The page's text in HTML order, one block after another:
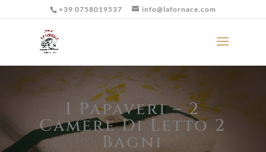
+39 0758019537 info@lafornace.com
I Papaveri – 2
Camere Di Letto 2
Bagni